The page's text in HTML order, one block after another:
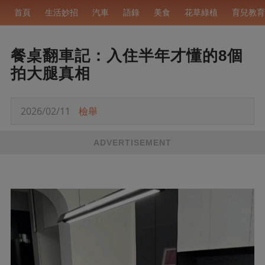
首頁 生活妙招 汽車 語錄 美食 花草綠植 育兒教育
餐桌翻車記：入住半年才懂的8個
拍大腿真相
2026/02/11 檢舉
ADVERTISEMENT